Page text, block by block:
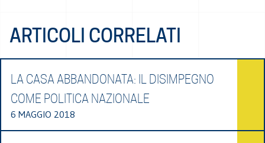
ARTICOLI CORRELATI
LA CASA ABBANDONATA: IL DISIMPEGNO
COME POLITICA NAZIONALE
6 MAGGIO 2018